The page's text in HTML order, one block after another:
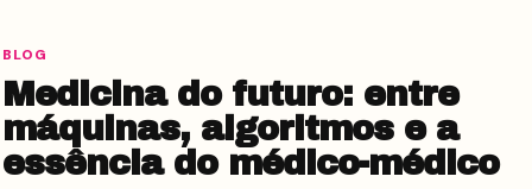
BLOG
Medicina do futuro: entre
máquinas, algoritmos e a
essência do médico-médico